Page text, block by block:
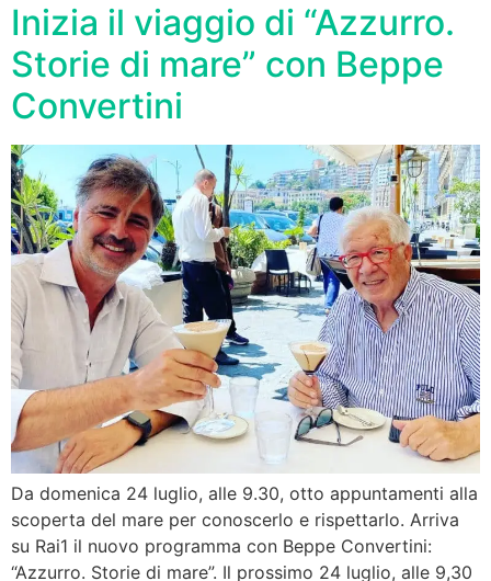
Inizia il viaggio di “Azzurro.
Storie di mare” con Beppe
Convertini
Da domenica 24 luglio, alle 9.30, otto appuntamenti alla
scoperta del mare per conoscerlo e rispettarlo. Arriva
su Rai1 il nuovo programma con Beppe Convertini:
“Azzurro. Storie di mare”. Il prossimo 24 luglio, alle 9,30